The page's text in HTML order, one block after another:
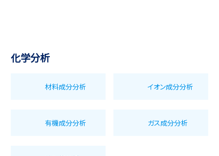
化学分析
材料成分分析 イオン成分分析
有機成分分析 ガス成分分析